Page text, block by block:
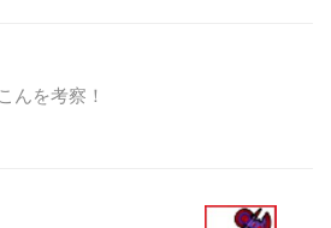
んを考察！